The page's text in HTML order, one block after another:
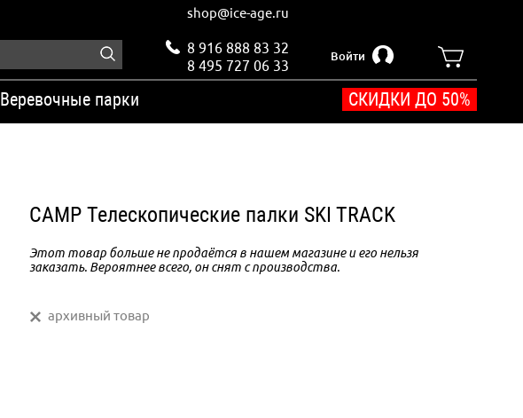
shop@ice-age.ru
8 916 888 83 32
8 495 727 06 33
Войти
Веревочные парки СКИДКИ ДО 50%
CAMP Телескопические палки SKI TRACK
Этот товар больше не продаётся в нашем магазине и его нельзя
заказать. Вероятнее всего, он снят с производства.
архивный товар